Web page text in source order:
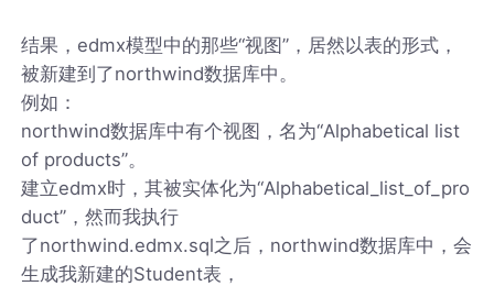
结果，edmx模型中的那些“视图”，居然以表的形式，
被新建到了northwind数据库中。
例如：
northwind数据库中有个视图，名为“Alphabetical list
of products”。
建立edmx时，其被实体化为“Alphabetical_list_of_pro
duct”，然而我执行
了northwind.edmx.sql之后，northwind数据库中，会
生成我新建的Student表，